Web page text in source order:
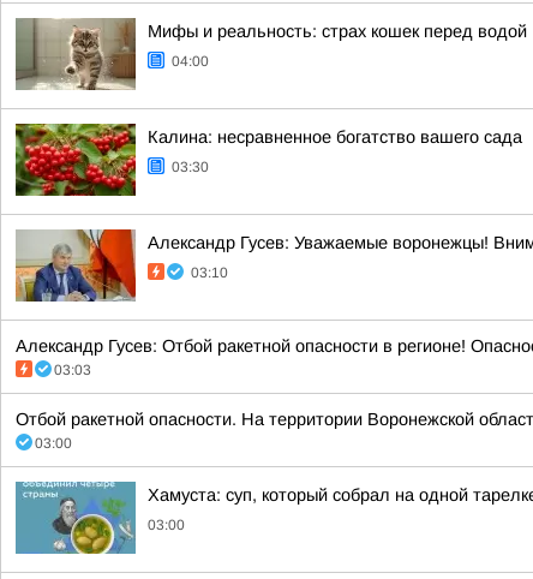
Мифы и реальность: страх кошек перед водой
04:00
Калина: несравненное богатство вашего сада
03:30
Александр Гусев: Уважаемые воронежцы!
03:10
Александр Гусев: Отбой ракетной опасности в регионе!
03:03
Отбой ракетной опасности. На территории Воронежской
03:00
Хамуста: суп, который собрал на одной
03:00